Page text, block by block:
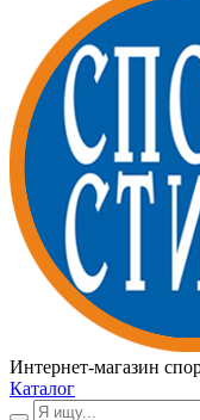
Интернет-магазин
Каталог